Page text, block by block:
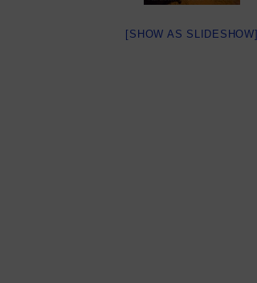
[SHOW AS SLIDESHOW]